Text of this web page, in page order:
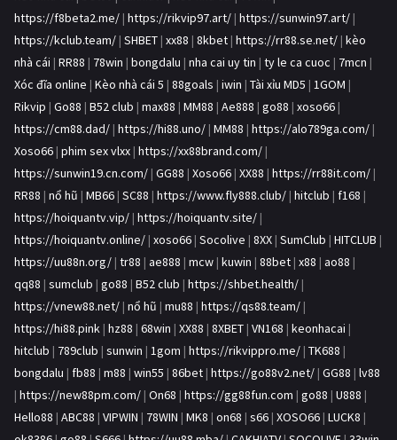
https://f8beta2.me/ | https://rikvip97.art/ | https://sunwin97.art/ |
https://kclub.team/ | SHBET | xx88 | 8kbet | https://rr88.se.net/ | kèo
nhà cái | RR88 | 78win | bongdalu | nha cai uy tin | ty le ca cuoc | 7mcn |
Xóc đĩa online | Kèo nhà cái 5 | 88goals | iwin | Tài xỉu MD5 | 1GOM |
Rikvip | Go88 | B52 club | max88 | MM88 | Ae888 | go88 | xoso66 |
https://cm88.dad/ | https://hi88.uno/ | MM88 | https://alo789ga.com/ |
Xoso66 | phim sex vlxx | https://xx88brand.com/ |
https://sunwin19.cn.com/ | GG88 | Xoso66 | XX88 | https://rr88it.com/ |
RR88 | nổ hũ | MB66 | SC88 | https://www.fly888.club/ | hitclub | f168 |
https://hoiquantv.vip/ | https://hoiquantv.site/ |
https://hoiquantv.online/ | xoso66 | Socolive | 8XX | SumClub | HITCLUB |
https://uu88n.org/ | tr88 | ae888 | mcw | kuwin | 88bet | x88 | ao88 |
qq88 | sumclub | go88 | B52 club | https://shbet.health/ |
https://vnew88.net/ | nổ hũ | mu88 | https://qs88.team/ |
https://hi88.pink | hz88 | 68win | XX88 | 8XBET | VN168 | keonhacai |
hitclub | 789club | sunwin | 1gom | https://rikvippro.me/ | TK688 |
bongdalu | fb88 | m88 | win55 | 86bet | https://go88v2.net/ | GG88 | lv88
| https://new88pm.com/ | On68 | https://gg88fun.com | go88 | U888 |
Hello88 | ABC88 | VIPWIN | 78WIN | MK8 | on68 | s66 | XOSO66 | LUCK8 |